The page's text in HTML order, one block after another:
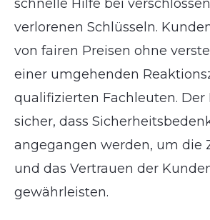
schnelle Hilfe bei
verlorenen Schlüsseln.
von fairen Preisen ohne
einer umgehenden
qualifizierten Fachleuten.
sicher, dass
angegangen werden, um die
und das Vertrauen der
gewährleisten.